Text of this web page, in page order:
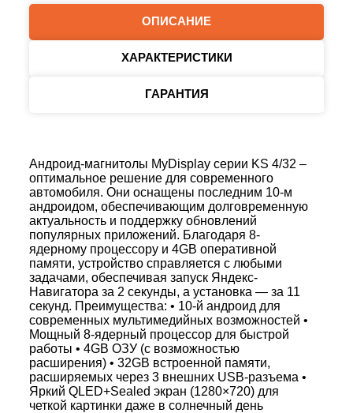
ОПИСАНИЕ
ХАРАКТЕРИСТИКИ
ГАРАНТИЯ
Андроид-магнитолы MyDisplay серии KS 4/32 –
оптимальное решение для современного
автомобиля. Они оснащены последним 10-м
андроидом, обеспечивающим долговременную
актуальность и поддержку обновлений
популярных приложений. Благодаря 8-
ядерному процессору и 4GB оперативной
памяти, устройство справляется с любыми
задачами, обеспечивая запуск Яндекс-
Навигатора за 2 секунды, а установка — за 11
секунд. Преимущества: • 10-й андроид для
современных мультимедийных возможностей •
Мощный 8-ядерный процессор для быстрой
работы • 4GB ОЗУ (с возможностью
расширения) • 32GB встроенной памяти,
расширяемых через 3 внешних USB-разъема •
Яркий QLED+Sealed экран (1280×720) для
четкой картинки даже в солнечный день